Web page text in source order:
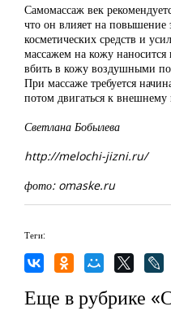
Самомассаж век
что он влияет на повышение
косметических средств и
массажем на кожу
вбить в кожу воздушными
При массаже требуется
потом двигаться к внешнему
Светлана Бобылева
http://melochi-jizni.ru/
фото: omaske.ru
Теги:
Еще в рубрике